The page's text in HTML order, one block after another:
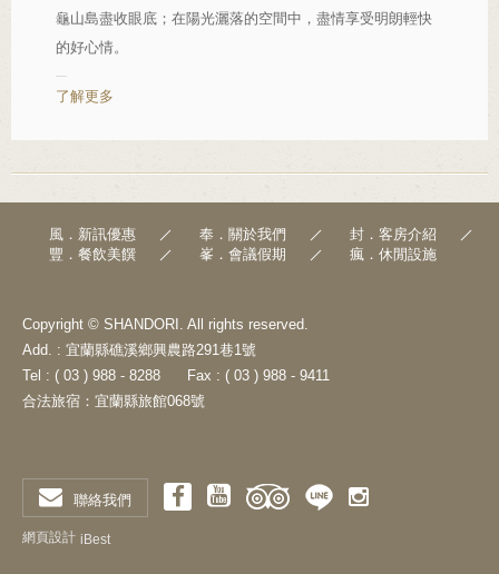
龜山島盡收眼底；在陽光灑落的空間中，盡情享受明朗輕快
的好心情。
了解更多
風．新訊優惠 奉．關於我們
封．客房介紹
豐．餐飲美饌
峯．會議假期 瘋．休閒設施
Copyright © SHANDORI. All rights reserved.
Add. : 宜蘭縣礁溪鄉興農路291巷1號
Tel : ( 03 ) 988 - 8288
Fax : ( 03 ) 988 - 9411
合法旅宿：宜蘭縣旅館068號
聯絡我們
網頁設計 iBest